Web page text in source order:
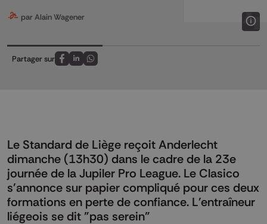
par Alain Wagener
Partager sur
Partagez sur FaceBook
Partagez sur LinkedIn
Partagez sur Whatsapp
Le Standard de Liège reçoit Anderlecht
dimanche (13h30) dans le cadre de la 23e
journée de la Jupiler Pro League. Le Clasico
s'annonce sur papier compliqué pour ces deux
formations en perte de confiance. L'entraîneur
liégeois se dit "pas serein"